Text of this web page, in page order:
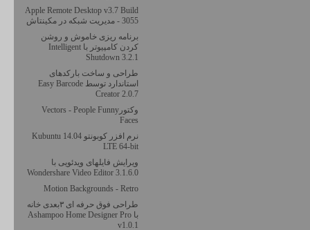
Apple Remote Desktop v3.7 Build
3055 - مدیریت شبکه در مکینتاش
برنامه ریزی خاموش و روشن
کردن کامپیوتر با Intelligent
Shutdown 3.2.1
طراحی و ساخت بارکدهای
استاندارد توسط Easy Barcode
Creator 2.0.7
وکتورVectors - People Funny
Faces
نرم افزر کوبونتو Kubuntu 14.04
LTE 64-bit
ویرایش فایلهای ویدئویی با
Wondershare Video Editor 3.1.6.0
Motion Backgrounds - Retro
طراحی فوق حرفه ای ۳بعدی خانه
با Ashampoo Home Designer Pro
v1.0.1